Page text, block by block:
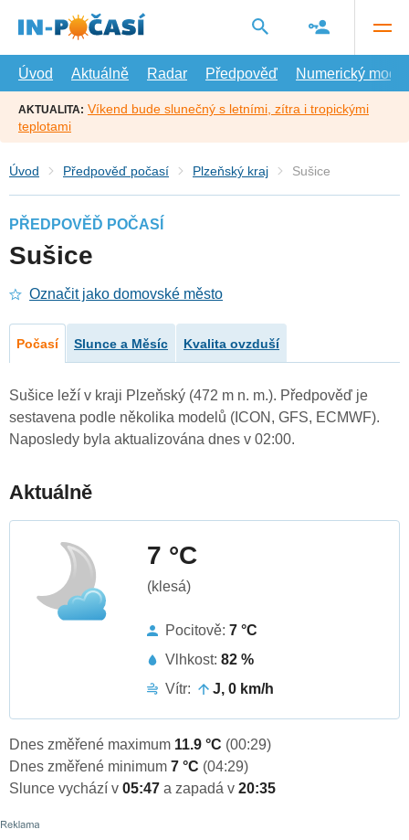
hlavní
Úvod
Aktuálně Radar Předpověď Numerický model
AKTUALITA: Víkend bude slunečný s letními, zítra i tropickými
teplotami
Úvod Předpověď počasí Plzeňský kraj Sušice
PŘEDPOVĚĎ POČASÍ
Sušice
Označit jako domovské město
Počasí Slunce a Měsíc Kvalita ovzduší
Sušice leží v kraji Plzeňský (472 m n. m.). Předpověď je
sestavena podle několika modelů (ICON, GFS, ECMWF).
Naposledy byla aktualizována dnes v 02:00.
Aktuálně
7 °C
(klesá)
Pocitově: 7 °C
Vlhkost: 82 %
Vítr:
J, 0 km/h
Dnes změřené maximum 11.9 °C (00:29)
Dnes změřené minimum 7 °C (04:29)
Slunce vychází v 05:47 a zapadá v 20:35